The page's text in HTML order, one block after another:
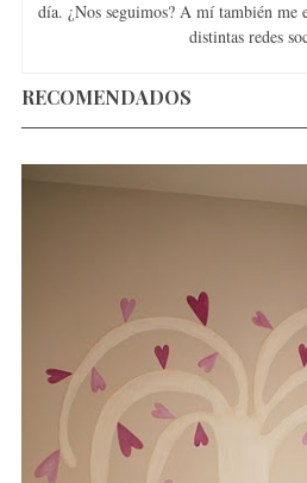
día. ¿Nos seguimos? A mí también me
distintas redes
RECOMENDADOS